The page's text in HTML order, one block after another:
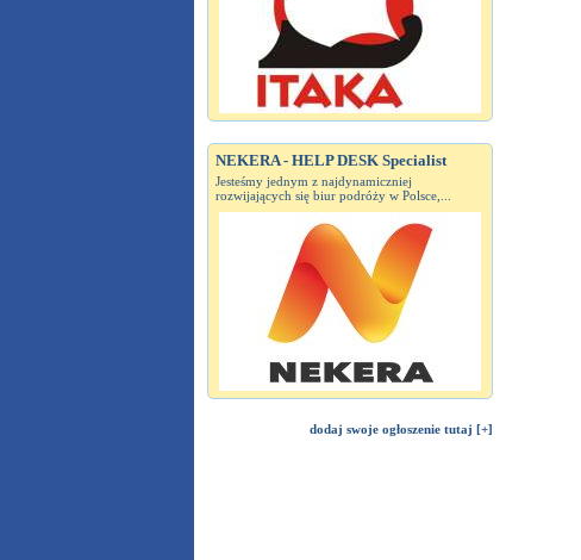
NEKERA - HELP DESK Specialist
Jesteśmy jednym z najdynamiczniej
rozwijających się biur podróży w Polsce,...
dodaj swoje ogłoszenie tutaj [+]